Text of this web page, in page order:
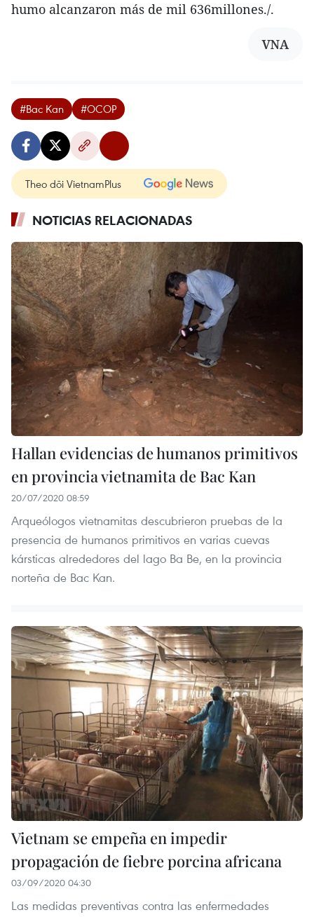
humo alcanzaron más de mil 636millones./.
VNA
#Bac Kan #OCOP
Theo dõi VietnamPlus
NOTICIAS RELACIONADAS
Hallan evidencias de humanos primitivos
en provincia vietnamita de Bac Kan
20/07/2020 08:59
Arqueólogos vietnamitas descubrieron pruebas de la
presencia de humanos primitivos en varias cuevas
kársticas alrededores del lago Ba Be, en la provincia
norteña de Bac Kan.
Vietnam se empeña en impedir
propagación de fiebre porcina africana
03/09/2020 04:30
Las medidas preventivas contra las enfermedades